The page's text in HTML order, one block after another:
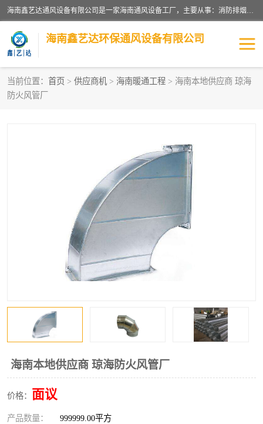
海南鑫艺达通风设备有限公司是一家海南通风设备工厂，主要从事：消防排烟工程、油烟净化工程、厨房排烟工程、酒店厨房设备、新风排风系统、镀锌铁皮管道加工、暖通工程、通风管道安装、消防火阀百叶风口等业务。公司拥有管道及配件一体化工厂生产线，良好的售后服务，良好的设计团队，良好的施工团队、良好管理人员，掌握畅通丰富的信息、市场渠道。
海南鑫艺达环保通风设备有限公司
当前位置： 首页 > 供应商机 > 海南暖通工程 > 海南本地供应商 琼海
防火风管厂
海南本地供应商 琼海防火风管厂
价格： 面议
产品数量： 999999.00平方
海南暖通工程
管道配件
镁质防火风管
通风管道
消防风机
镀锌矩形风管
不锈钢烟罩
排烟风机 百叶风口
油烟净化器